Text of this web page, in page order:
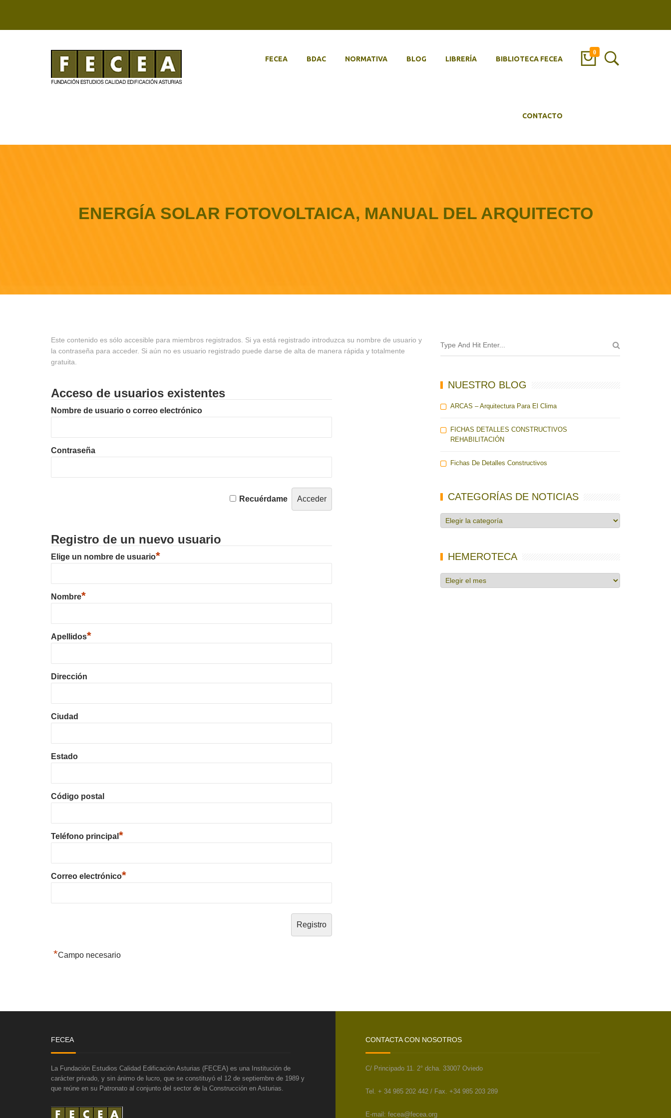
0
FECEA BDAC NORMATIVA BLOG LIBRERÍA BIBLIOTECA FECEA
CONTACTO
ENERGÍA SOLAR FOTOVOLTAICA, MANUAL DEL ARQUITECTO
Este contenido es sólo accesible para miembros registrados. Si ya está registrado introduzca su nombre de usuario y
la contraseña para acceder. Si aún no es usuario registrado puede darse de alta de manera rápida y totalmente
gratuita.
Acceso de usuarios existentes
Nombre de usuario o correo electrónico
Contraseña
Recuérdame
Registro de un nuevo usuario
Elige un nombre de usuario*
Nombre*
Apellidos*
Dirección
Ciudad
Estado
Código postal
Teléfono principal *
Correo electrónico*
*Campo necesario
NUESTRO BLOG
ARCAS – Arquitectura Para El Clima
FICHAS DETALLES CONSTRUCTIVOS
REHABILITACIÓN
Fichas De Detalles Constructivos
CATEGORÍAS DE NOTICIAS
Categorías
de
HEMEROTECA
Hemeroteca
FECEA
La Fundación Estudios Calidad Edificación Asturias (FECEA) es una Institución de
carácter privado, y sin ánimo de lucro, que se constituyó el 12 de septiembre de 1989 y
que reúne en su Patronato al conjunto del sector de la Construcción en Asturias.
CONTACTA CON NOSOTROS
C/ Principado 11. 2° dcha. 33007 Oviedo
Tel. + 34 985 202 442 / Fax. +34 985 203 289
E-mail: fecea@fecea.org